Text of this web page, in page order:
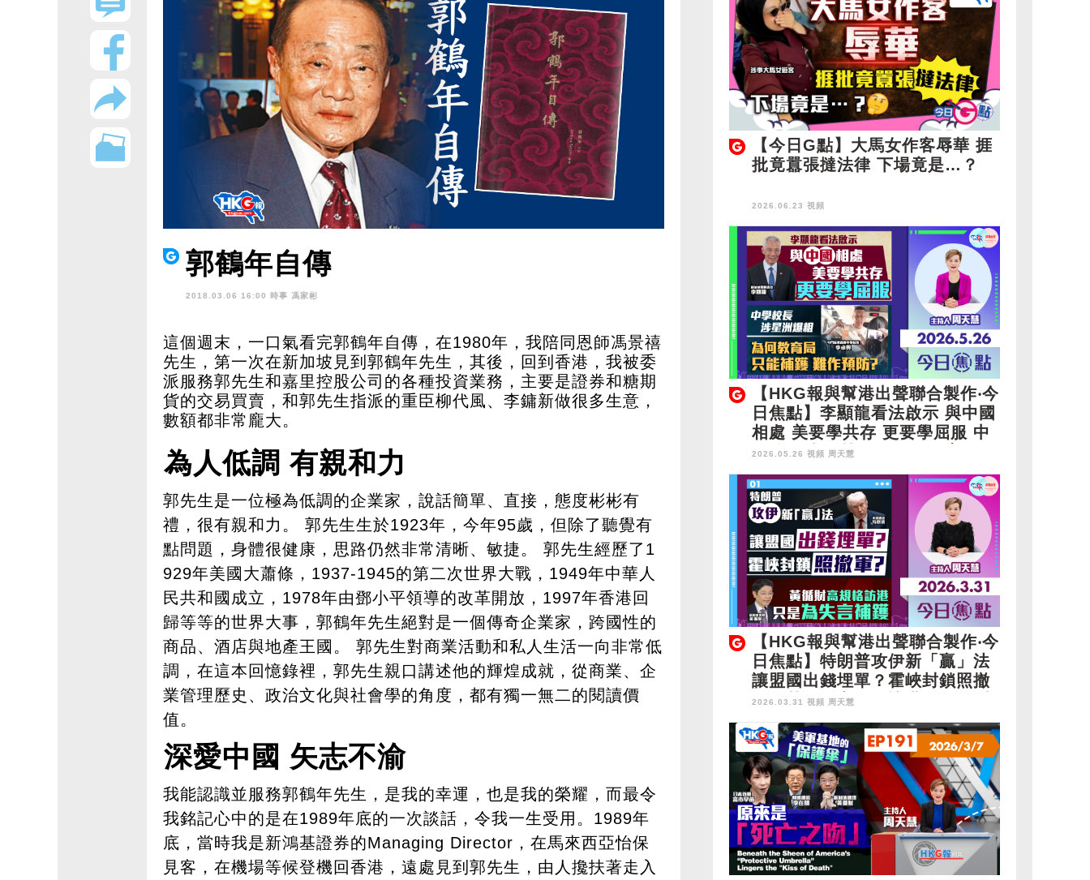
郭鶴年自傳
2018.03.06 16:00 時事 馮家彬
這個週末，一口氣看完郭鶴年自傳，在1980年，我陪同恩師馮景禧
先生，第一次在新加坡見到郭鶴年先生，其後，回到香港，我被委
派服務郭先生和嘉里控股公司的各種投資業務，主要是證券和糖期
貨的交易買賣，和郭先生指派的重臣柳代風、李鏞新做很多生意，
數額都非常龐大。
為人低調 有親和力
郭先生是一位極為低調的企業家，說話簡單、直接，態度彬彬有
禮，很有親和力。 郭先生生於1923年，今年95歲，但除了聽覺有
點問題，身體很健康，思路仍然非常清晰、敏捷。 郭先生經歷了1
929年美國大蕭條，1937-1945的第二次世界大戰，1949年中華人
民共和國成立，1978年由鄧小平領導的改革開放，1997年香港回
歸等等的世界大事，郭鶴年先生絕對是一個傳奇企業家，跨國性的
商品、酒店與地產王國。 郭先生對商業活動和私人生活一向非常低
調，在這本回憶錄裡，郭先生親口講述他的輝煌成就，從商業、企
業管理歷史、政治文化與社會學的角度，都有獨一無二的閱讀價
值。
深愛中國 矢志不渝
我能認識並服務郭鶴年先生，是我的幸運，也是我的榮耀，而最令
我銘記心中的是在1989年底的一次談話，令我一生受用。1989年
底，當時我是新鴻基證券的Managing Director，在馬來西亞怡保
見客，在機場等候登機回香港，遠處見到郭先生，由人攙扶著走入
【今日G點】大馬女作客辱華 捱
批竟囂張撻法律 下場竟是…？
2026.06.23 視頻
【HKG報與幫港出聲聯合製作‧今
日焦點】李顯龍看法啟示 與中國
相處 美要學共存 更要學屈服 中
學校長涉星洲爆粗 為何教育局只
能補鑊 難作預防？
2026.05.26 視頻 周天慧
【HKG報與幫港出聲聯合製作‧今
日焦點】特朗普攻伊新「贏」法
讓盟國出錢埋單？霍峽封鎖照撤
軍？黃循財高規格訪港 只是為失
言補鑊
2026.03.31 視頻 周天慧